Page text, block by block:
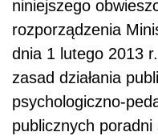
niniejszego
rozporządzenia
dnia 1 lutego 2013
zasad działania
psychologiczno-
publicznych